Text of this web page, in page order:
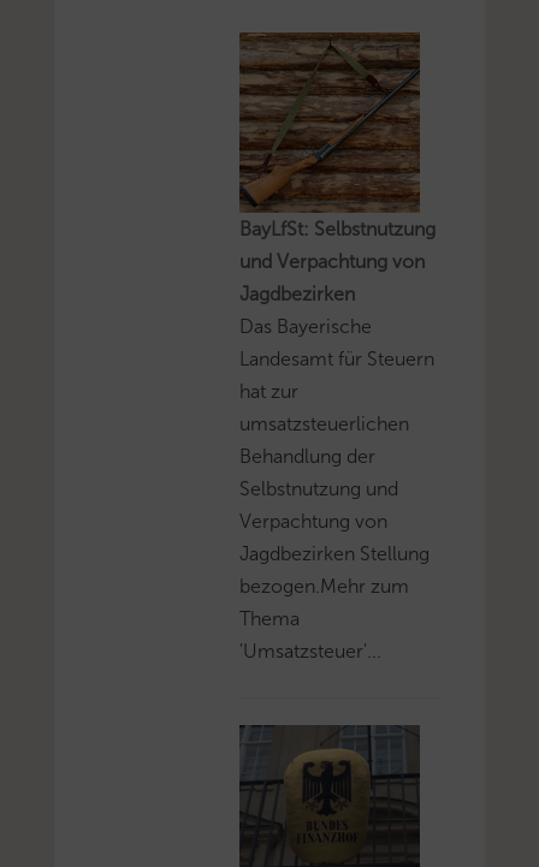
BayLfSt: Selbstnutzung
und Verpachtung von
Jagdbezirken
Das Bayerische
Landesamt für Steuern
hat zur
umsatzsteuerlichen
Behandlung der
Selbstnutzung und
Verpachtung von
Jagdbezirken Stellung
bezogen.Mehr zum
Thema
'Umsatzsteuer'...